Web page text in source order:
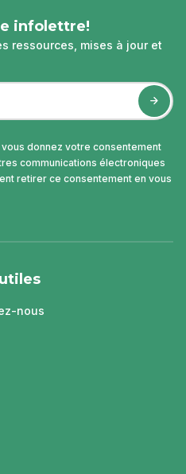
infolettre!
ressources, mises à jour et
donnez votre consentement
communications électroniques
retirer ce consentement en vous
dans un nouvel onglet.
un nouvel onglet.
dans un nouvel onglet.
nous
s'ouvrira dans un nouvel
nouvel onglet.